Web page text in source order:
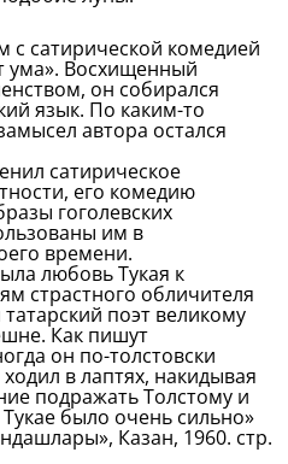
с сатирической комедией
ума». Восхищенный
он собирался
язык. По каким-то
автора остался
сатирическое
его комедию
гоголевских
им в
времени.
любовь Тукая к
страстного обличителя
поэт великому
Как пишут
он по-толстовски
в лаптях, накидывая
подражать Толстому и
было очень сильно»
Казан, 1960. стр.